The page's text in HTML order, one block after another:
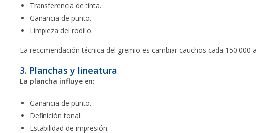
Transferencia de tinta.
Ganancia de punto.
Limpieza del rodillo.
La recomendación técnica del gremio es cambiar cauchos cada 150.000
3. Planchas y lineatura
La plancha influye en:
Ganancia de punto.
Definición tonal.
Estabilidad de impresión.